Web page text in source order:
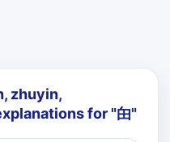
zhuyin,
for "甶"